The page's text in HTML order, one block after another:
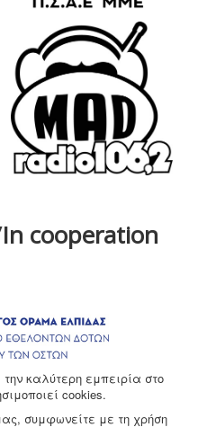
cooperation
καλύτερη εμπειρία στο
cookies.
συμφωνείτε με τη χρήση